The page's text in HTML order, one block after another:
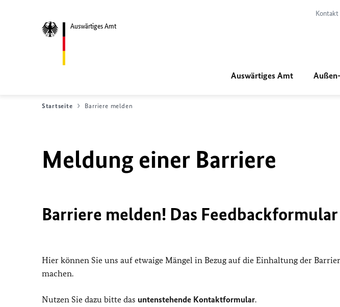
Auswärtiges Amt
Kontakt
Auswärtiges Amt
Startseite Barriere melden
Meldung einer Barriere
Barriere melden! Das
Hier können Sie uns auf etwaige Mängel in Bezug auf die Einhaltung der
machen.
Nutzen Sie dazu bitte das untenstehende Kontaktformular.